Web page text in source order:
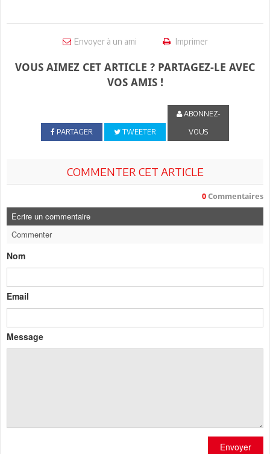
Envoyer à un ami Imprimer
VOUS AIMEZ CET ARTICLE ? PARTAGEZ-LE AVEC
VOS AMIS !
PARTAGER TWEETER
ABONNEZ-
VOUS
COMMENTER CET ARTICLE
0 Commentaires
Ecrire un commentaire
Commenter
Nom
Email
Message
Envoyer